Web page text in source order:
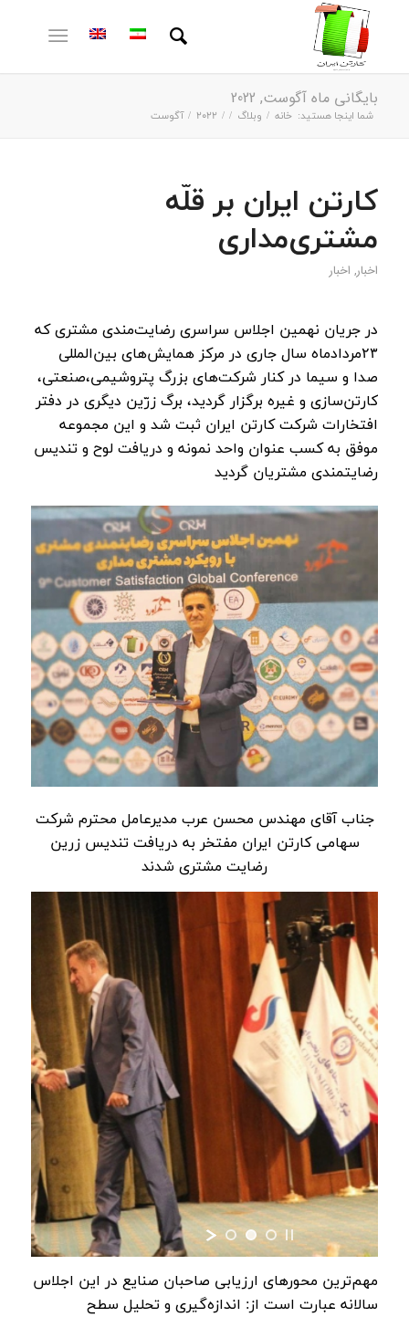
بایگانی ماه آگوست, 2022
شما اینجا هستید: خانه / وبلاگ /
/
2022
/ آگوست
کارتن ایران بر قلّه
مشتری‌مداری
اخبار, اخبار
در جریان نهمین اجلاس سراسری رضایت‌مندی مشتری که
۲۳مردادماه سال جاری در مرکز همایش‌های بین‌المللی
صدا و سیما در کنار شرکت‌های بزرگ پتروشیمی،صنعتی،
کارتن‌سازی و غیره برگزار گردید، برگ زرّین دیگری در دفتر
افتخارات شرکت کارتن ایران ثبت شد و این مجموعه
موفق به‌ کسب عنوان واحد نمونه و دریافت لوح و تندیس
رضایتمندی مشتریان گردید
جناب آقای مهندس محسن عرب مدیرعامل محترم شرکت
سهامی کارتن ایران مفتخر به دریافت تندیس زرین
رضایت مشتری شدند
مهم‌ترین محورهای ارزیابی صاحبان صنایع در این اجلاس
سالانه عبارت است از: اندازه‌گیری و تحلیل سطح